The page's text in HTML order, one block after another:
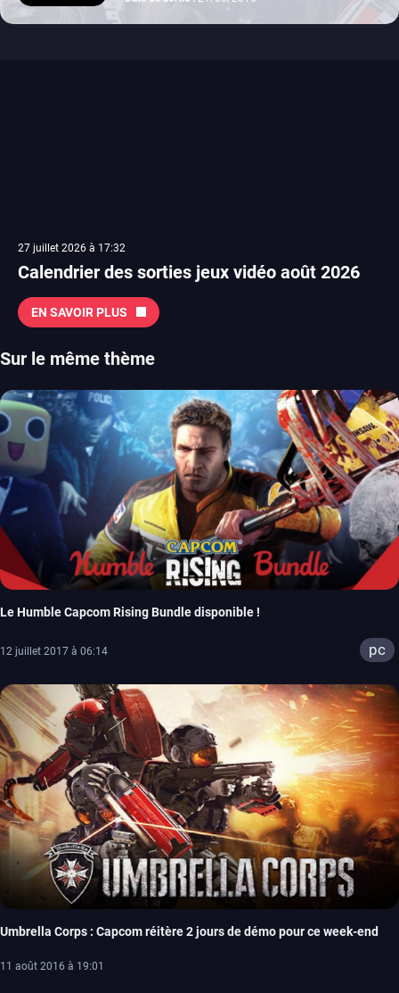
27 juillet 2026 à 17:32
Calendrier des sorties jeux vidéo août 2026
EN SAVOIR PLUS
Sur le même thème
Le Humble Capcom Rising Bundle disponible !
12 juillet 2017 à 06:14 pc
Umbrella Corps : Capcom réitère 2 jours de démo pour ce week-end
11 août 2016 à 19:01